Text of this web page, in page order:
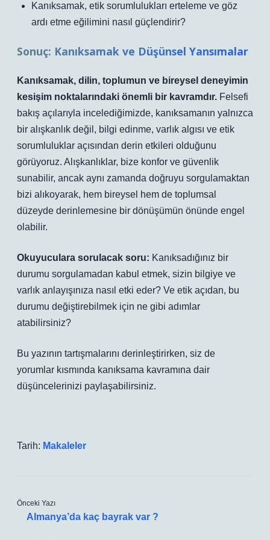
Kanıksamak, etik sorumlulukları erteleme ve göz
ardı etme eğilimini nasıl güçlendirir?
Sonuç: Kanıksamak ve Düşünsel Yansımalar
Kanıksamak, dilin, toplumun ve bireysel deneyimin
kesişim noktalarındaki önemli bir kavramdır. Felsefi
bakış açılarıyla incelediğimizde, kanıksamanın yalnızca
bir alışkanlık değil, bilgi edinme, varlık algısı ve etik
sorumluluklar açısından derin etkileri olduğunu
görüyoruz. Alışkanlıklar, bize konfor ve güvenlik
sunabilir, ancak aynı zamanda doğruyu sorgulamaktan
bizi alıkoyarak, hem bireysel hem de toplumsal
düzeyde derinlemesine bir dönüşümün önünde engel
olabilir.
Okuyuculara sorulacak soru: Kanıksadığınız bir
durumu sorgulamadan kabul etmek, sizin bilgiye ve
varlık anlayışınıza nasıl etki eder? Ve etik açıdan, bu
durumu değiştirebilmek için ne gibi adımlar
atabilirsiniz?
Bu yazının tartışmalarını derinleştirirken, siz de
yorumlar kısmında kanıksama kavramına dair
düşüncelerinizi paylaşabilirsiniz.
Tarih: Makaleler
Önceki Yazı
Almanya’da kaç bayrak var ?